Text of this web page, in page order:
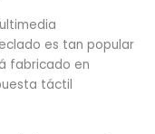
es tan popular
fabricado en
táctil